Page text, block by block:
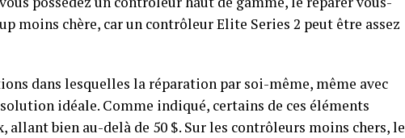
moins chère, car un contrôleur Elite Series 2 peut être assez
dans lesquelles la réparation par soi-même, même avec
solution idéale. Comme indiqué, certains de ces éléments
allant bien au-delà de 50 $. Sur les contrôleurs moins chers, le